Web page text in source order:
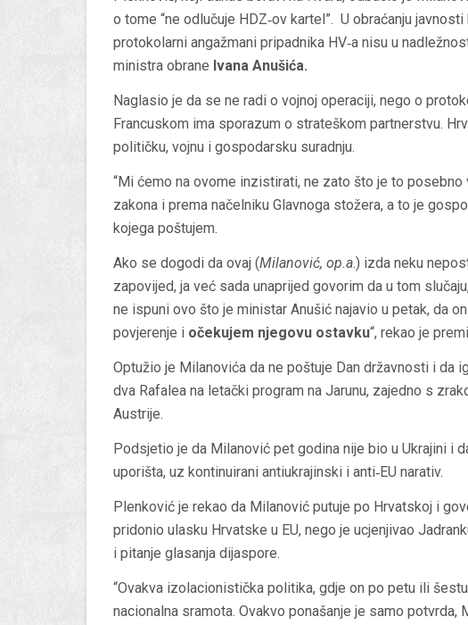
o tome “ne odlučuje HDZ‑ov kartel”. U obraćanju
protokolarni angažmani pripadnika HV‑a nisu u
ministra obrane Ivana Anušića.
Naglasio je da se ne radi o vojnoj operaciji, nego o
Francuskom ima sporazum o strateškom partnerstvu.
političku, vojnu i gospodarsku suradnju.
“Mi ćemo na ovome inzistirati, ne zato što je to
zakona i prema načelniku Glavnoga stožera, a to je
kojega poštujem.
Ako se dogodi da ovaj (Milanović, op.a.) izda neku
zapovijed, ja već sada unaprijed govorim da u tom
ne ispuni ovo što je ministar Anušić najavio u petak, da
povjerenje i očekujem njegovu ostavku“, rekao je
Optužio je Milanovića da ne poštuje Dan državnosti i da
dva Rafalea na letački program na Jarunu, zajedno s
Austrije.
Podsjetio je da Milanović pet godina nije bio u Ukrajini i
uporišta, uz kontinuirani antiukrajinski i anti‑EU narativ.
Plenković je rekao da Milanović putuje po Hrvatskoj i
pridonio ulasku Hrvatske u EU, nego je ucjenjivao
i pitanje glasanja dijaspore.
“Ovakva izolacionistička politika, gdje on po petu ili
nacionalna sramota. Ovakvo ponašanje je samo